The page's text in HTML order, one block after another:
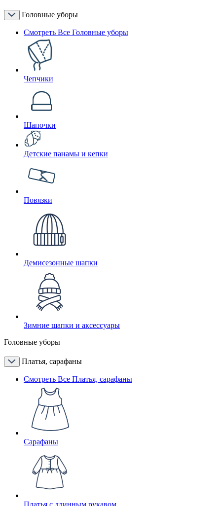
Головные уборы
Смотреть Все Головные уборы
Чепчики
Шапочки
Детские панамы и кепки
Повязки
Демисезонные шапки
Зимние шапки и аксессуары
Головные уборы
Платья, сарафаны
Смотреть Все Платья, сарафаны
Сарафаны
Платья с длинным рукавом